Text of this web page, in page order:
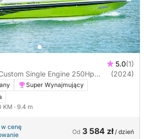
5.0(1)
Single Engine 250Hp
(2024)
Super Wynajmujący
KM · 9.4 m
cenę
Od 3 584 zł/ dzień